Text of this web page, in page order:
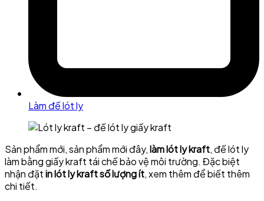
Làm đế lót ly
Sản phẩm mới, sản phẩm mới đây,làm lót ly kraft, đế lót ly
làm bằng giấy kraft tái chế bảo vệ môi trường. Đặc biệt
nhận đặtin lót ly kraft số lượng ít, xem thêm để biết thêm
chi tiết.